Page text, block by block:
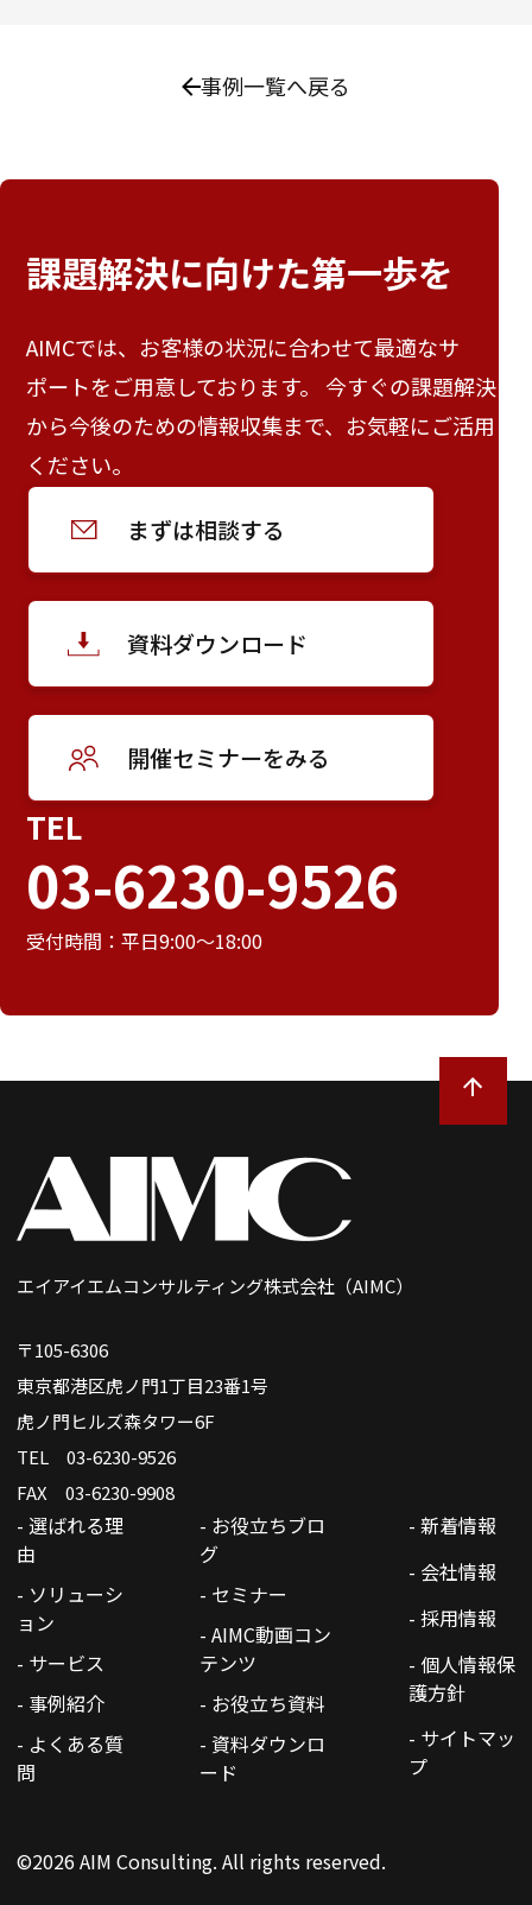
事例一覧へ戻る
課題解決に向けた第一歩を
AIMCでは、お客様の状況に合わせて最適なサ
ポートをご用意しております。 今すぐの課題解決
から今後のための情報収集まで、お気軽にご活用
ください。
まずは相談する
資料ダウンロード
開催セミナーをみる
TEL
03-6230-9526
受付時間：平日9:00～18:00
エイアイエムコンサルティング株式会社（AIMC）
〒105-6306
東京都港区虎ノ門1丁目23番1号
虎ノ門ヒルズ森タワー6F
TEL 03-6230-9526
FAX 03-6230-9908
- 選ばれる理
由
- ソリューシ
ョン
- サービス
- 事例紹介
- よくある質
問
- お役立ちブロ
グ
- セミナー
- AIMC動画コン
テンツ
- お役立ち資料
- 資料ダウンロ
ード
- 新着情報
- 会社情報
- 採用情報
- 個人情報保
護方針
- サイトマッ
プ
©2026 AIM Consulting. All rights reserved.